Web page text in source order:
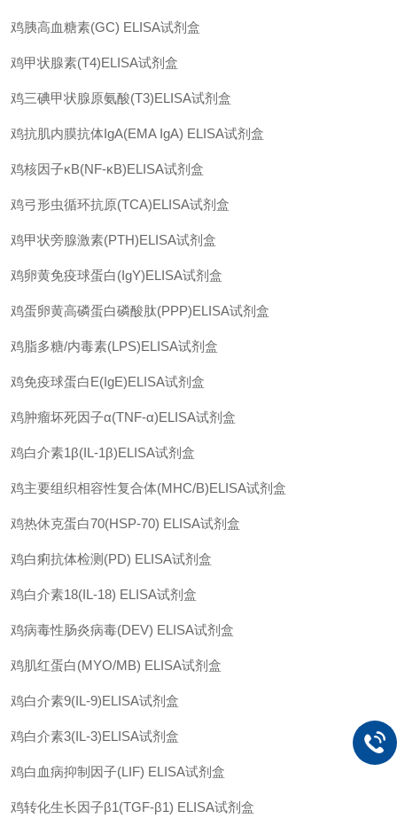
鸡胰高血糖素(GC) ELISA试剂盒
鸡甲状腺素(T4)ELISA试剂盒
鸡三碘甲状腺原氨酸(T3)ELISA试剂盒
鸡抗肌内膜抗体IgA(EMA IgA) ELISA试剂盒
鸡核因子κB(NF-κB)ELISA试剂盒
鸡弓形虫循环抗原(TCA)ELISA试剂盒
鸡甲状旁腺激素(PTH)ELISA试剂盒
鸡卵黄免疫球蛋白(IgY)ELISA试剂盒
鸡蛋卵黄高磷蛋白磷酸肽(PPP)ELISA试剂盒
鸡脂多糖/内毒素(LPS)ELISA试剂盒
鸡免疫球蛋白E(IgE)ELISA试剂盒
鸡肿瘤坏死因子α(TNF-α)ELISA试剂盒
鸡白介素1β(IL-1β)ELISA试剂盒
鸡主要组织相容性复合体(MHC/B)ELISA试剂盒
鸡热休克蛋白70(HSP-70) ELISA试剂盒
鸡白痢抗体检测 (PD) ELISA试剂盒
鸡白介素18(IL-18) ELISA试剂盒
鸡病毒性肠炎病毒(DEV) ELISA试剂盒
鸡肌红蛋白(MYO/MB) ELISA试剂盒
鸡白介素9(IL-9)ELISA试剂盒
鸡白介素3(IL-3)ELISA试剂盒
鸡白血病抑制因子(LIF) ELISA试剂盒
鸡转化生长因子β1(TGF-β1) ELISA试剂盒